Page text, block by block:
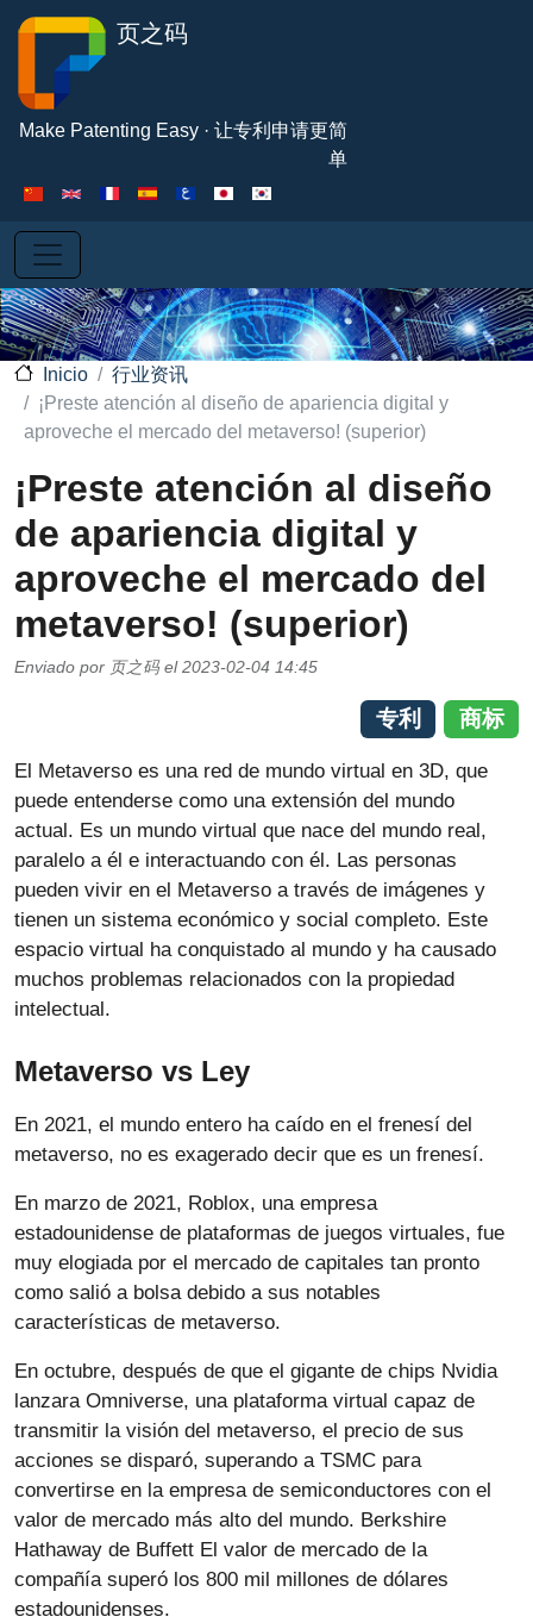
页之码
Make Patenting Easy · 让专利申请更简
单
Inicio
行业资讯
¡Preste atención al diseño de apariencia digital y
aproveche el mercado del metaverso! (superior)
¡Preste atención al diseño
de apariencia digital y
aproveche el mercado del
metaverso! (superior)
Enviado por 页之码 el 2023-02-04 14:45
专利 商标
El Metaverso es una red de mundo virtual en 3D, que
puede entenderse como una extensión del mundo
actual. Es un mundo virtual que nace del mundo real,
paralelo a él e interactuando con él. Las personas
pueden vivir en el Metaverso a través de imágenes y
tienen un sistema económico y social completo. Este
espacio virtual ha conquistado al mundo y ha causado
muchos problemas relacionados con la propiedad
intelectual.
Metaverso vs Ley
En 2021, el mundo entero ha caído en el frenesí del
metaverso, no es exagerado decir que es un frenesí.
En marzo de 2021, Roblox, una empresa
estadounidense de plataformas de juegos virtuales, fue
muy elogiada por el mercado de capitales tan pronto
como salió a bolsa debido a sus notables
características de metaverso.
En octubre, después de que el gigante de chips Nvidia
lanzara Omniverse, una plataforma virtual capaz de
transmitir la visión del metaverso, el precio de sus
acciones se disparó, superando a TSMC para
convertirse en la empresa de semiconductores con el
valor de mercado más alto del mundo. Berkshire
Hathaway de Buffett El valor de mercado de la
compañía superó los 800 mil millones de dólares
estadounidenses.